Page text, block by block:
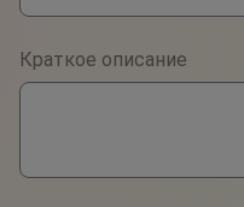
Viber
Telegram
Краткое описание